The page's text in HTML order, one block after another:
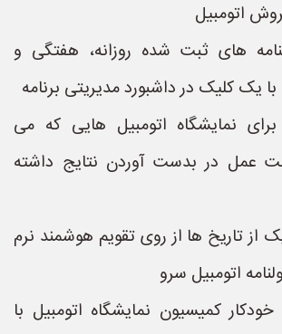
اتومبیل
های ثبت شده روزانه، هفتگی و
با یک کلیک در داشبورد مدیریتی برنامه
برای نمایشگاه اتومبیل هایی که می
عمل در بدست آوردن نتایج داشته
از تاریخ ها از روی تقویم هوشمند نرم
اتومبیل سرو
کمیسیون نمایشگاه اتومبیل با